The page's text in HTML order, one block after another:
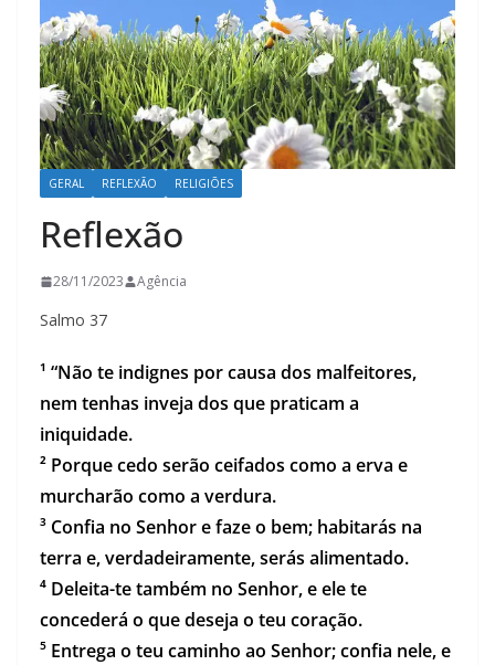
GERAL REFLEXÃO RELIGIÕES
Reflexão
28/11/2023 Agência
Salmo 37
¹ “Não te indignes por causa dos malfeitores,
nem tenhas inveja dos que praticam a
iniquidade.
² Porque cedo serão ceifados como a erva e
murcharão como a verdura.
³ Confia no Senhor e faze o bem; habitarás na
terra e, verdadeiramente, serás alimentado.
⁴ Deleita-te também no Senhor, e ele te
concederá o que deseja o teu coração.
⁵ Entrega o teu caminho ao Senhor; confia nele, e